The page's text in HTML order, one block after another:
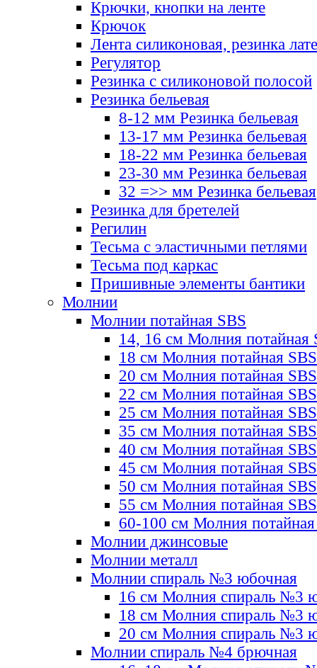
Крючки, кнопки на ленте
Крючок
Лента силиконовая, резинка
Регулятор
Резинка с силиконовой полосой
Резинка бельевая
8-12 мм Резинка бельевая
13-17 мм Резинка бельевая
18-22 мм Резинка бельевая
23-30 мм Резинка бельевая
32 =>> мм Резинка бельевая
Резинка для бретелей
Регилин
Тесьма с эластичными петлями
Тесьма под каркас
Пришивные элементы бантики
Молнии
Молнии потайная SBS
14, 16 см Молния потайная
18 см Молния потайная SBS
20 см Молния потайная SBS
22 см Молния потайная SBS
25 см Молния потайная SBS
35 см Молния потайная SBS
40 см Молния потайная SBS
45 см Молния потайная SBS
50 см Молния потайная SBS
55 см Молния потайная SBS
60-100 см Молния
Молнии джинсовые
Молнии металл
Молнии спираль №3 юбочная
16 см Молния спираль №3
18 см Молния спираль №3
20 см Молния спираль №3
Молнии спираль №4 брючная